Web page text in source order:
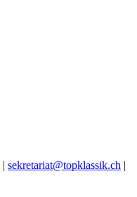
| sekretariat@topklassik.ch |